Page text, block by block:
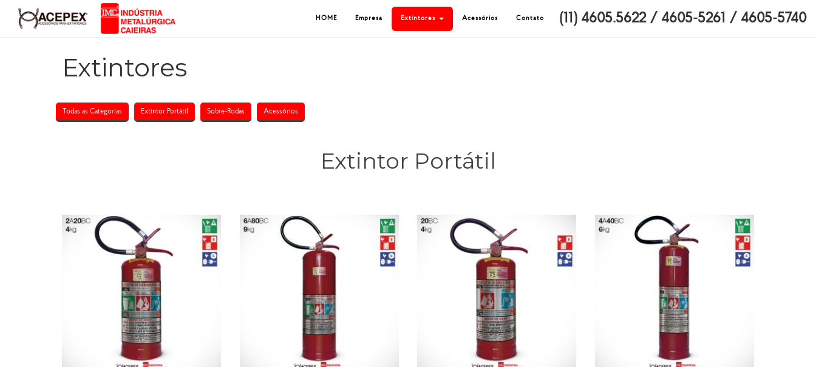
HOME Empresa Extintores Acessórios Contato (11) 4605.5622 / 4605-5261 / 4605-5740
Extintores
Todas as Categorias Extintor Portátil Sobre-Rodas Acessórios
Extintor Portátil